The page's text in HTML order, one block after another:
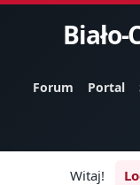
Forum Portal
Witaj!